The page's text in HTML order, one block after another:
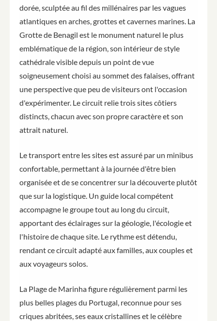
dorée, sculptée au fil des millénaires par les vagues
atlantiques en arches, grottes et cavernes marines. La
Grotte de Benagil est le monument naturel le plus
emblématique de la région, son intérieur de style
cathédrale visible depuis un point de vue
soigneusement choisi au sommet des falaises, offrant
une perspective que peu de visiteurs ont l'occasion
d'expérimenter. Le circuit relie trois sites côtiers
distincts, chacun avec son propre caractère et son
attrait naturel.
Le transport entre les sites est assuré par un minibus
confortable, permettant à la journée d'être bien
organisée et de se concentrer sur la découverte plutôt
que sur la logistique. Un guide local compétent
accompagne le groupe tout au long du circuit,
apportant des éclairages sur la géologie, l'écologie et
l'histoire de chaque site. Le rythme est détendu,
rendant ce circuit adapté aux familles, aux couples et
aux voyageurs solos.
La Plage de Marinha figure régulièrement parmi les
plus belles plages du Portugal, reconnue pour ses
criques abritées, ses eaux cristallines et le célèbre